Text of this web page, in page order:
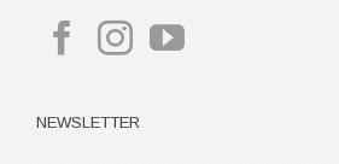
NEWSLETTER